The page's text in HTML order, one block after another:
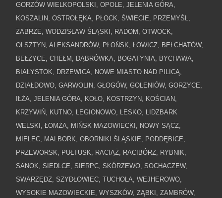
GORZÓW WIELKOPOLSKI, OPOLE, JELENIA GÓRA,
KOSZALIN, OSTROŁĘKA, PŁOCK, ŚWIECIE, PRZEMYŚL,
ZABRZE, WODZISŁAW ŚLĄSKI, RADOM, OTWOCK,
OLSZTYN, ALEKSANDRÓW, PŁOŃSK, ŁOWICZ, BEŁCHATÓW,
BEŁŻYCE, CHEŁM, DĄBRÓWKA, BOGATYNIA, BYCHAWA,
BIAŁYSTOK, DRZEWICA, NOWE MIASTO NAD PILICĄ,
DZIAŁDOWO, GARWOLIN, GŁOGÓW, GOLENIÓW, GORZYCE,
IŁŻA, JELENIA GÓRA, KOŁO, KOSTRZYN, KOŚCIAN,
KRZYWIŃ, KUTNO, LEGIONOWO, LESKO, LIDZBARK
WELSKI, ŁOMŻA, MIŃSK MAZOWIECKI, NOWY SĄCZ,
MIELEC, MALBORK, OBORNIKI ŚLĄSKIE, PODDĘBICE,
PRZEWORSK, PUŁTUSK, RACIĄŻ, RACIBÓRZ, RYBNIK,
SANOK, SIEDLCE, SIERPC, SKÓRZEWO, SOCHACZEW,
SWARZĘDZ, SZYDŁOWIEC, TUCHOLA, WEJHEROWO,
WYSOKIE MAZOWIECKIE, WYSZKÓW, ZĄBKI, ZAMBRÓW,